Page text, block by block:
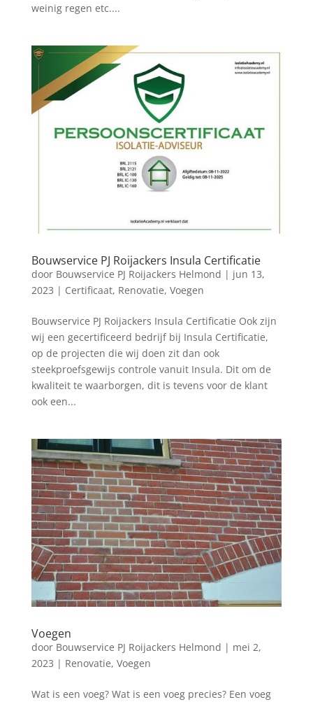
weinig regen etc....
Bouwservice PJ Roijackers Insula Certificatie
door Bouwservice PJ Roijackers Helmond | jun 13,
2023 | Certificaat, Renovatie, Voegen
Bouwservice PJ Roijackers Insula Certificatie Ook zijn
wij een gecertificeerd bedrijf bij Insula Certificatie,
op de projecten die wij doen zit dan ook
steekproefsgewijs controle vanuit Insula. Dit om de
kwaliteit te waarborgen, dit is tevens voor de klant
ook een...
Voegen
door Bouwservice PJ Roijackers Helmond | mei 2,
2023 | Renovatie, Voegen
Wat is een voeg? Wat is een voeg precies? Een voeg